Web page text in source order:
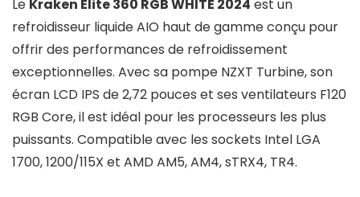
Le Kraken Elite 360 RGB WHITE 2024 est un
refroidisseur liquide AIO haut de gamme conçu pour
offrir des performances de refroidissement
exceptionnelles. Avec sa pompe NZXT Turbine, son
écran LCD IPS de 2,72 pouces et ses ventilateurs F120
RGB Core, il est idéal pour les processeurs les plus
puissants. Compatible avec les sockets Intel LGA
1700, 1200/115X et AMD AM5, AM4, sTRX4, TR4.